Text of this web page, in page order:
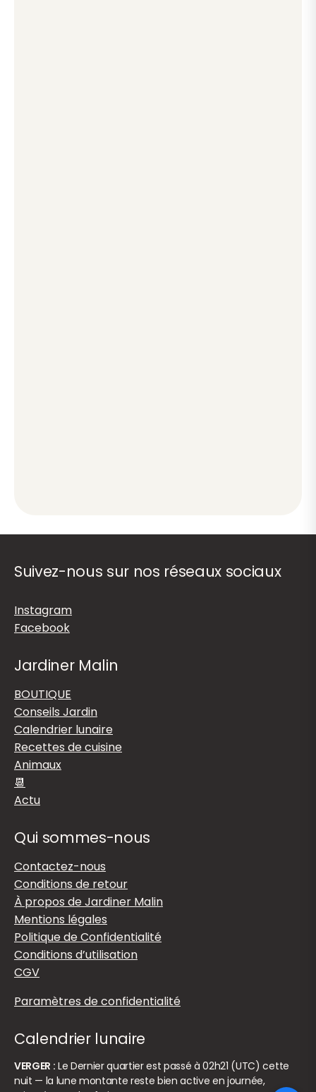
Suivez-nous sur nos réseaux sociaux
Instagram
Facebook
Jardiner Malin
BOUTIQUE
Conseils Jardin
Calendrier lunaire
Recettes de cuisine
Animaux
📆
Actu
Qui sommes-nous
Contactez-nous
Conditions de retour
À propos de Jardiner Malin
Mentions légales
Politique de Confidentialité
Conditions d’utilisation
CGV
Paramètres de confidentialité
Calendrier lunaire
VERGER : Le Dernier quartier est passé à 02h21 (UTC) cette
nuit — la lune montante reste bien active en journée,